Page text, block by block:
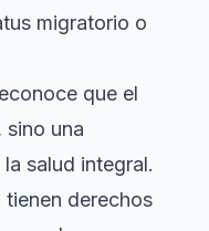
migratorio o
que el
sino una
salud integral.
tienen derechos